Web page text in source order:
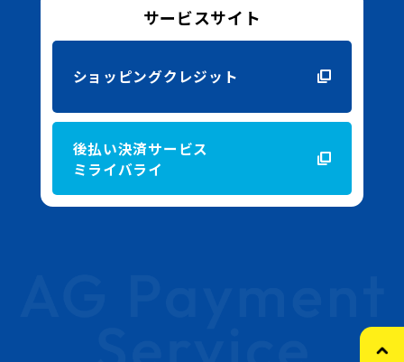
サービスサイト
ショッピングクレジット
後払い決済サービス
ミライバライ